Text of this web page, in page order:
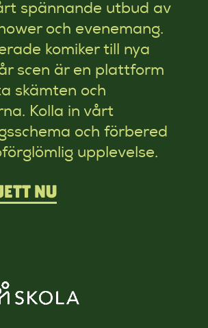
spännande utbud av
och evenemang.
komiker till nya
scen är en plattform
skämten och
Kolla in vårt
och förbered
upplevelse.
NU